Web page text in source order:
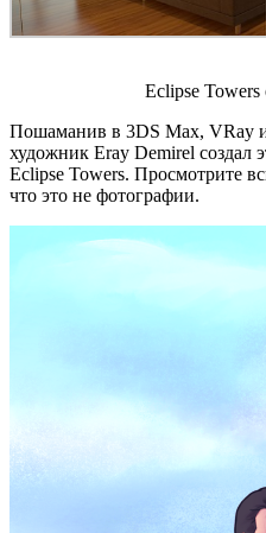
Eclipse
Пошаманив в 3DS Max, VRay
художник Eray Demirel создал
Eclipse Towers. Просмотрите
что это не фотографии.